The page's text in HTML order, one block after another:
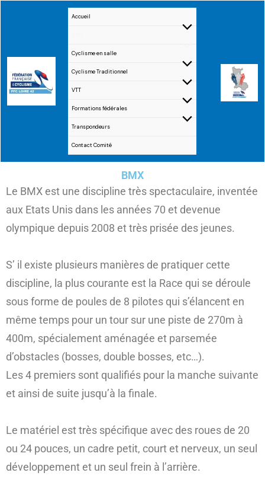
Accueil
Cyclisme en salle
Cyclisme Traditionnel
VTT
Formations fédérales
Transpondeurs
Contact Comité
BMX
Le BMX est une discipline très spectaculaire, inventée
aux Etats Unis dans les années 70 et devenue
olympique depuis 2008 et très prisée des jeunes.
S’ il existe plusieurs manières de pratiquer cette
discipline, la plus courante est la Race qui se déroule
sous forme de poules de 8 pilotes qui s’élancent en
même temps pour un tour sur une piste de 270m à
400m, spécialement aménagée et parsemée
d’obstacles (bosses, double bosses, etc…).
Les 4 premiers sont qualifiés pour la manche suivante
et ainsi de suite jusqu’à la finale.
Le matériel est très spécifique avec des roues de 20
ou 24 pouces, un cadre petit, court et nerveux, un seul
développement et un seul frein à l’arrière.